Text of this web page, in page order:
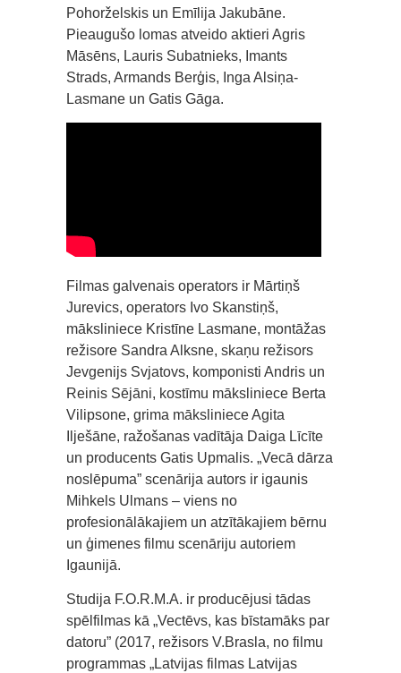
Pohorželskis un Emīlija Jakubāne.
Pieaugušo lomas atveido aktieri Agris
Māsēns, Lauris Subatnieks, Imants
Strads, Armands Berģis, Inga Alsiņa-
Lasmane un Gatis Gāga.
Filmas galvenais operators ir Mārtiņš
Jurevics, operators Ivo Skanstiņš,
māksliniece Kristīne Lasmane, montāžas
režisore Sandra Alksne, skaņu režisors
Jevgenijs Svjatovs, komponisti Andris un
Reinis Sējāni, kostīmu māksliniece Berta
Vilipsone, grima māksliniece Agita
Ilješāne, ražošanas vadītāja Daiga Līcīte
un producents Gatis Upmalis. „Vecā dārza
noslēpuma” scenārija autors ir igaunis
Mihkels Ulmans – viens no
profesionālākajiem un atzītākajiem bērnu
un ģimenes filmu scenāriju autoriem
Igaunijā.
Studija F.O.R.M.A. ir producējusi tādas
spēlfilmas kā „Vectēvs, kas bīstamāks par
datoru” (2017, režisors V.Brasla, no filmu
programmas „Latvijas filmas Latvijas